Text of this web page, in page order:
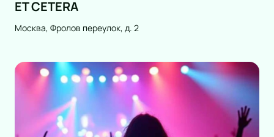
ET CETERA
Москва, Фролов переулок, д. 2